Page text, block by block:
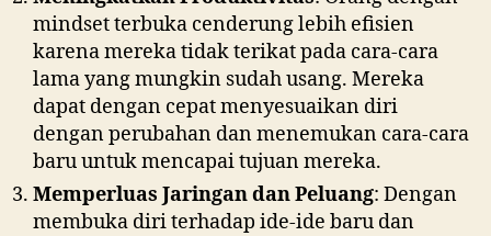
mindset terbuka cenderung lebih efisien
karena mereka tidak terikat pada cara-cara
lama yang mungkin sudah usang. Mereka
dapat dengan cepat menyesuaikan diri
dengan perubahan dan menemukan cara-cara
baru untuk mencapai tujuan mereka.
Memperluas Jaringan dan Peluang: Dengan
membuka diri terhadap ide-ide baru dan